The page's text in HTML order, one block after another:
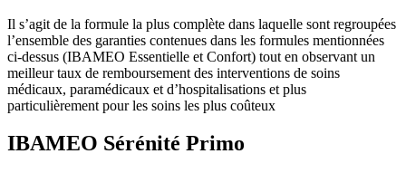
Il s’agit de la formule la plus complète dans laquelle sont regroupées
l’ensemble des garanties contenues dans les formules mentionnées
ci-dessus (IBAMEO Essentielle et Confort) tout en observant un
meilleur taux de remboursement des interventions de soins
médicaux, paramédicaux et d’hospitalisations et plus
particulièrement pour les soins les plus coûteux
IBAMEO Sérénité Primo